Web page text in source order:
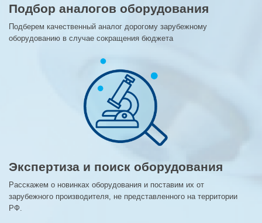
Подбор аналогов оборудования
Подберем качественный аналог дорогому зарубежному
оборудованию в случае сокращения бюджета
Экспертиза и поиск оборудования
Расскажем о новинках оборудования и поставим их от
зарубежного производителя, не представленного на территории
РФ.